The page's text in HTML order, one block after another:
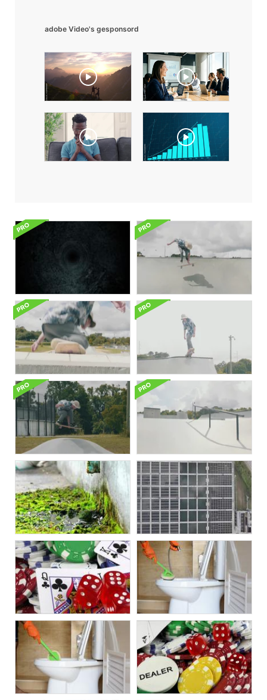
adobe Video's gesponsord